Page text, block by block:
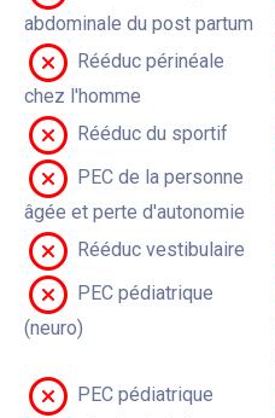
abdominale du post partum
Rééduc périnéale
chez l'homme
Rééduc du sportif
PEC de la personne
âgée et perte d'autonomie
Rééduc vestibulaire
PEC pédiatrique
(neuro)
PEC pédiatrique